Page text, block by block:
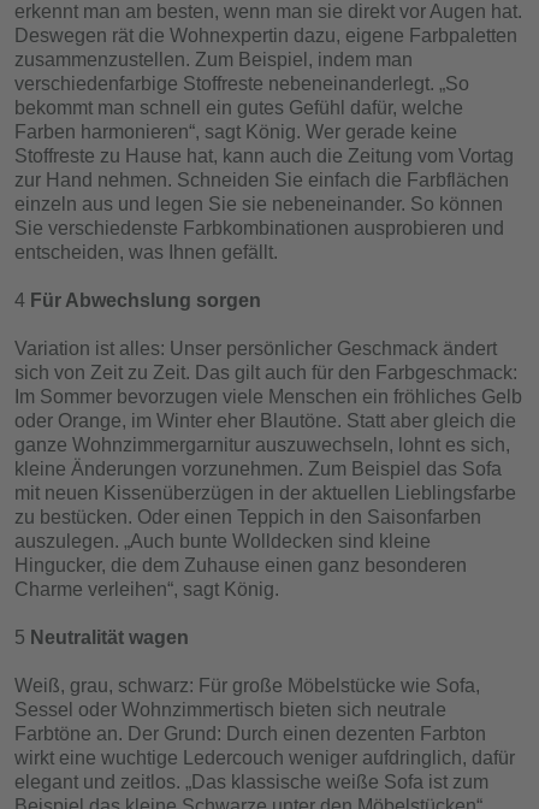
erkennt man am besten, wenn man sie direkt vor Augen hat.
Deswegen rät die Wohnexpertin dazu, eigene Farbpaletten
zusammenzustellen. Zum Beispiel, indem man
verschiedenfarbige Stoffreste nebeneinanderlegt. „So
bekommt man schnell ein gutes Gefühl dafür, welche
Farben harmonieren“, sagt König. Wer gerade keine
Stoffreste zu Hause hat, kann auch die Zeitung vom Vortag
zur Hand nehmen. Schneiden Sie einfach die Farbflächen
einzeln aus und legen Sie sie nebeneinander. So können
Sie verschiedenste Farbkombinationen ausprobieren und
entscheiden, was Ihnen gefällt.
Für Abwechslung sorgen
Variation ist alles: Unser persönlicher Geschmack ändert
sich von Zeit zu Zeit. Das gilt auch für den Farbgeschmack:
Im Sommer bevorzugen viele Menschen ein fröhliches Gelb
oder Orange, im Winter eher Blautöne. Statt aber gleich die
ganze Wohnzimmergarnitur auszuwechseln, lohnt es sich,
kleine Änderungen vorzunehmen. Zum Beispiel das Sofa
mit neuen Kissenüberzügen in der aktuellen Lieblingsfarbe
zu bestücken. Oder einen Teppich in den Saisonfarben
auszulegen. „Auch bunte Wolldecken sind kleine
Hingucker, die dem Zuhause einen ganz besonderen
Charme verleihen“, sagt König.
Neutralität wagen
Weiß, grau, schwarz: Für große Möbelstücke wie Sofa,
Sessel oder Wohnzimmertisch bieten sich neutrale
Farbtöne an. Der Grund: Durch einen dezenten Farbton
wirkt eine wuchtige Ledercouch weniger aufdringlich, dafür
elegant und zeitlos. „Das klassische weiße Sofa ist zum